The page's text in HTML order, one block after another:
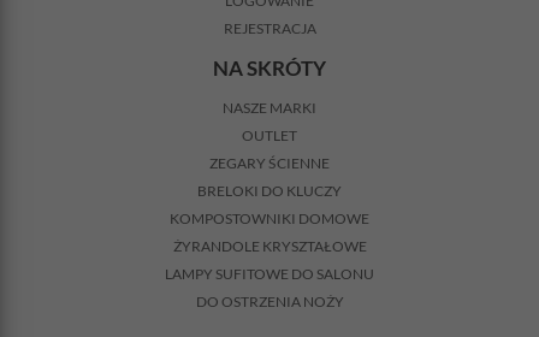
REJESTRACJA
NA SKRÓTY
NASZE MARKI
OUTLET
ZEGARY ŚCIENNE
BRELOKI DO KLUCZY
KOMPOSTOWNIKI DOMOWE
ŻYRANDOLE KRYSZTAŁOWE
LAMPY SUFITOWE DO SALONU
DO OSTRZENIA NOŻY